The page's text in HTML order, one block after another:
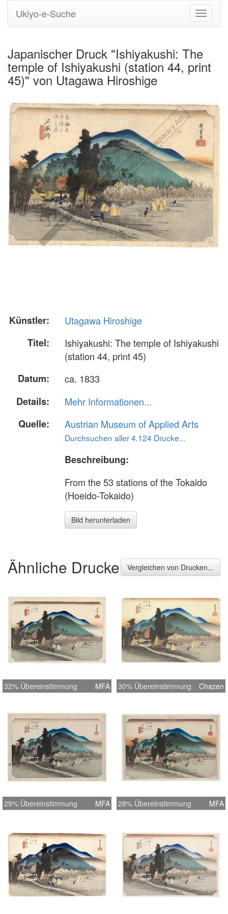
Ukiyo-e-Suche
Japanischer Druck "Ishiyakushi: The
temple of Ishiyakushi (station 44, print
45)" von Utagawa Hiroshige
Künstler:
Utagawa Hiroshige
Titel:
Ishiyakushi: The temple of Ishiyakushi
(station 44, print 45)
Datum:
ca. 1833
Details:
Mehr Informationen...
Quelle:
Austrian Museum of Applied Arts
Durchsuchen aller 4.124 Drucke...
Beschreibung:
From the 53 stations of the Tokaido
(Hoeido-Tokaido)
Bild herunterladen
Ähnliche Drucke Vergleichen von Drucken...
32% Übereinstimmung MFA 30% Übereinstimmung Chazen
29% Übereinstimmung MFA 28% Übereinstimmung MFA